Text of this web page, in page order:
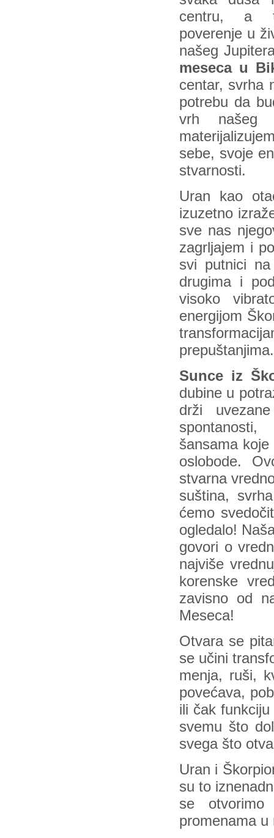
centru, a
poverenje u
našeg
meseca u
centar, svrha
potrebu da
vrh našeg
sebe, svoje
stvarnosti.
Uran kao
izuzetno
sve nas
zagrljajem i
svi putnici
drugima i
visoko
energijom
Sunce iz
dubine u
drži
šansama
oslobode.
stvarna
suština,
ćemo
ogledalo!
govori o
najviše
korenske
zavisno od
Meseca!
Otvara se
se učini
menja, ruši,
povećava,
ili čak
svemu što
svega što
Uran i
su to
se
promenama